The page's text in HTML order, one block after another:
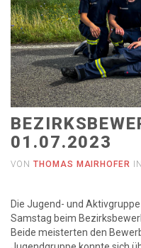
01.07.2023
VON THOMAS MAIRHOFER
Die Jugend- und
Samstag beim
Beide meisterten den